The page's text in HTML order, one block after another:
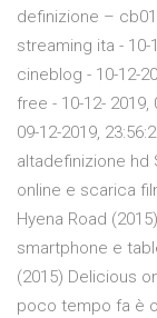
definizione –
streaming ita - 10-
cineblog - 10-12-
free - 10-12-
09-12-2019,
altadefinizione hd
online e scarica
Hyena Road
smartphone e
(2015) Delicious
poco tempo fa è